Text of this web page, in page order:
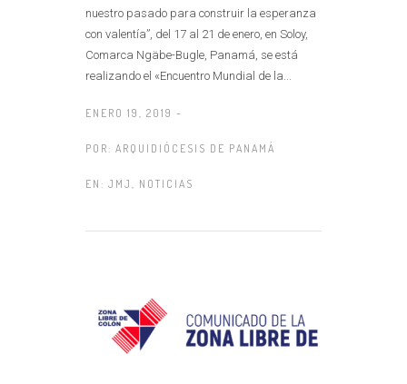
nuestro pasado para construir la esperanza
con valentía”, del 17 al 21 de enero, en Soloy,
Comarca Ngäbe-Bugle, Panamá, se está
realizando el «Encuentro Mundial de la...
ENERO 19, 2019 -
POR: ARQUIDIÓCESIS DE PANAMÁ
EN: JMJ NOTICIAS